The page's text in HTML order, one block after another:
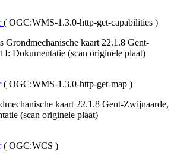
( OGC:WMS-1.3.0-http-get-capabilities )
Grondmechanische kaart 22.1.8 Gent-
I: Dokumentatie (scan originele plaat)
( OGC:WMS-1.3.0-http-get-map )
kaart 22.1.8 Gent-Zwijnaarde,
(scan originele plaat)
( OGC:WCS )